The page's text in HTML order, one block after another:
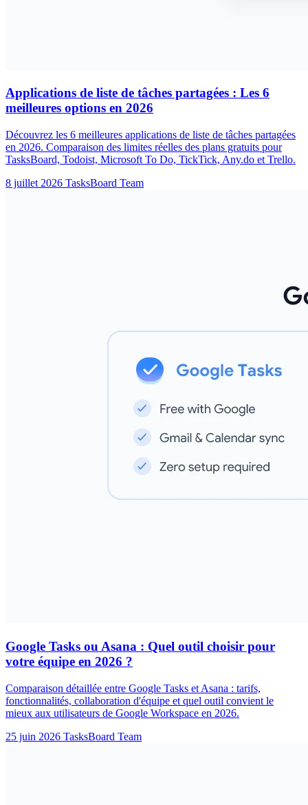
Applications de liste de tâches partagées : Les 6
meilleures options en 2026
Découvrez les 6 meilleures applications de liste de tâches partagées
en 2026. Comparaison des limites réelles des plans gratuits pour
TasksBoard, Todoist, Microsoft To Do, TickTick, Any.do et Trello.
8 juillet 2026 TasksBoard Team
Google Tasks ou Asana : Quel outil choisir pour
votre équipe en 2026 ?
Comparaison détaillée entre Google Tasks et Asana : tarifs,
fonctionnalités, collaboration d'équipe et quel outil convient le
mieux aux utilisateurs de Google Workspace en 2026.
25 juin 2026 TasksBoard Team